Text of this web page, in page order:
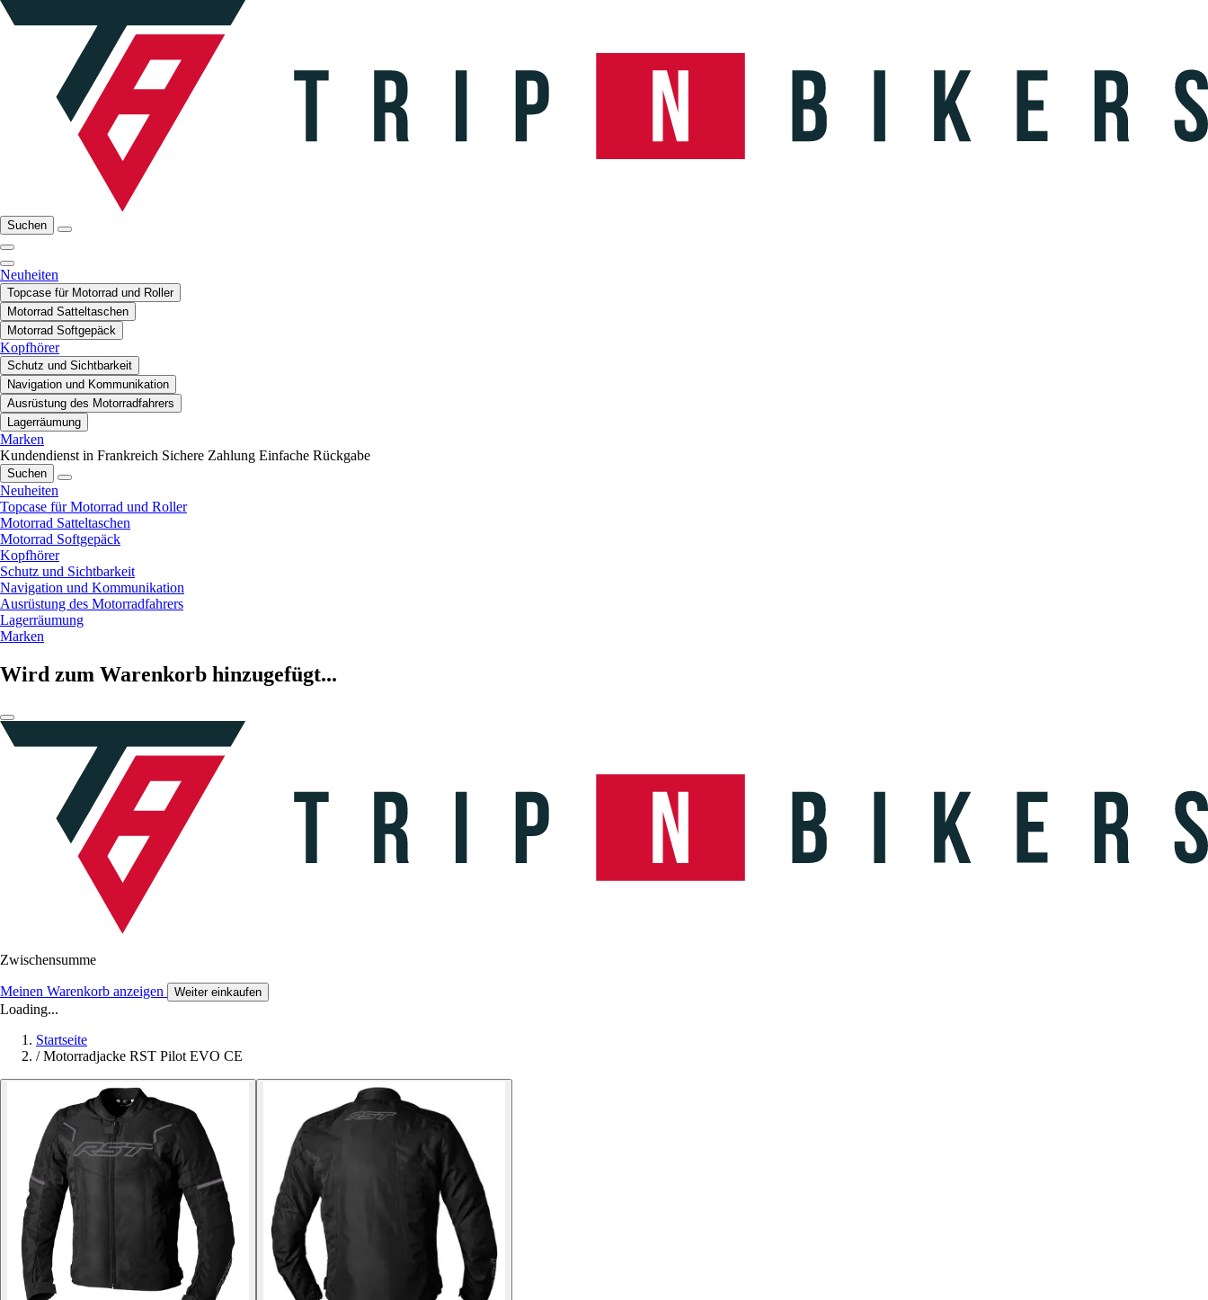
Suchen
Neuheiten
Topcase für Motorrad und Roller
Motorrad Satteltaschen
Motorrad Softgepäck
Kopfhörer
Schutz und Sichtbarkeit
Navigation und Kommunikation
Ausrüstung des Motorradfahrers
Lagerräumung
Marken
Kundendienst in Frankreich Sichere Zahlung Einfache Rückgabe
Suchen
Neuheiten
Topcase für Motorrad und Roller
Motorrad Satteltaschen
Motorrad Softgepäck
Kopfhörer
Schutz und Sichtbarkeit
Navigation und Kommunikation
Ausrüstung des Motorradfahrers
Lagerräumung
Marken
Wird zum Warenkorb hinzugefügt...
Zwischensumme
Meinen Warenkorb anzeigen Weiter einkaufen
Loading...
Startseite
/ Motorradjacke RST Pilot EVO CE